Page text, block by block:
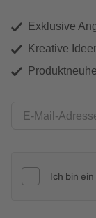
Exklusive
Kreative
E-Mail-